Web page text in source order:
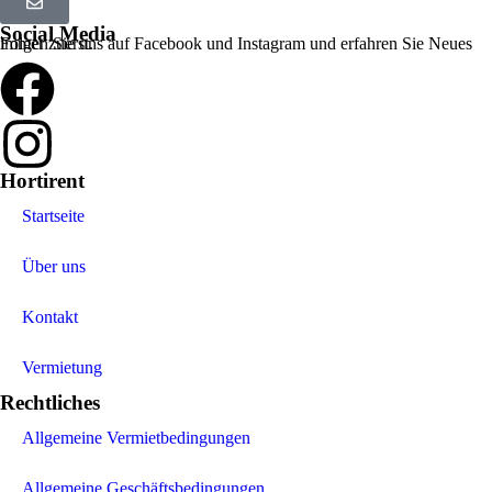
Social Media
Folgen Sie uns auf Facebook und Instagram und erfahren Sie Neues immer zuerst.
Hortirent
Startseite
Über uns
Kontakt
Vermietung
Rechtliches
Allgemeine Vermietbedingungen
Allgemeine Geschäftsbedingungen